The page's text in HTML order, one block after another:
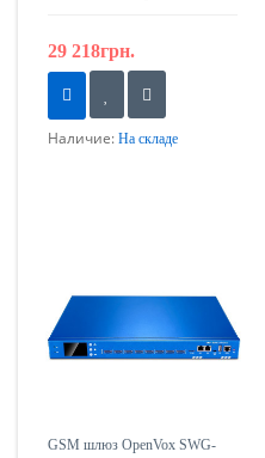
29 218грн.
Наличие: На складе
GSM шлюз OpenVox SWG-